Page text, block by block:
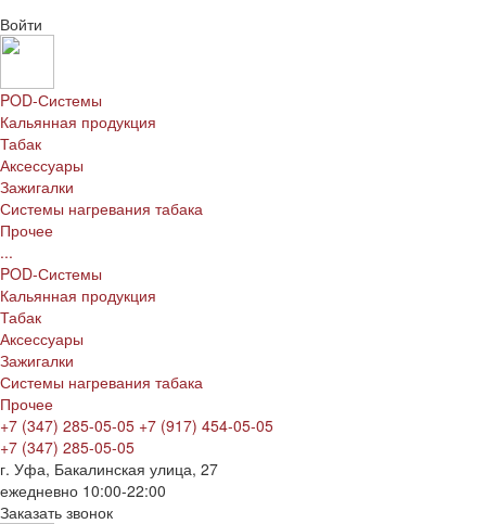
Войти
POD-Системы
Кальянная продукция
Табак
Аксессуары
Зажигалки
Системы нагревания табака
Прочее
...
POD-Системы
Кальянная продукция
Табак
Аксессуары
Зажигалки
Системы нагревания табака
Прочее
+7 (347) 285-05-05 +7 (917) 454-05-05
+7 (347) 285-05-05
г. Уфа, Бакалинская улица, 27
ежедневно 10:00-22:00
Заказать звонок